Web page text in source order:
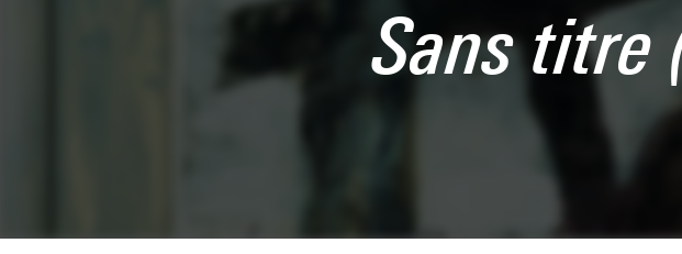
Sans titre